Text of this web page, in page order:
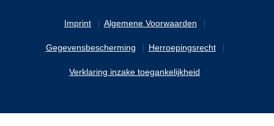
Imprint Algemene Voorwaarden
Gegevensbescherming Herroepingsrecht
Verklaring inzake toegankelijkheid